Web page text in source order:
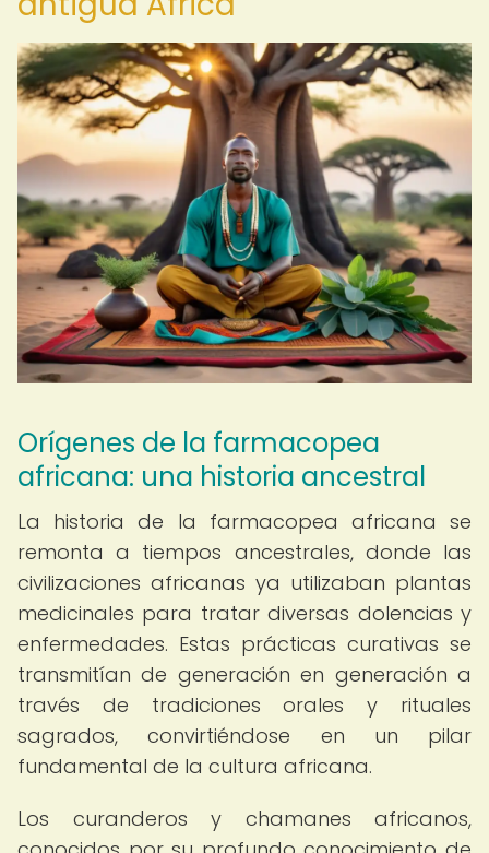
Orígenes de la farmacopea
africana: una historia ancestral
La historia de la farmacopea africana se
remonta a tiempos ancestrales, donde las
civilizaciones africanas ya utilizaban plantas
medicinales para tratar diversas dolencias y
enfermedades. Estas prácticas curativas se
transmitían de generación en generación a
través de tradiciones orales y rituales
sagrados, convirtiéndose en un pilar
fundamental de la cultura africana.
Los curanderos y chamanes africanos,